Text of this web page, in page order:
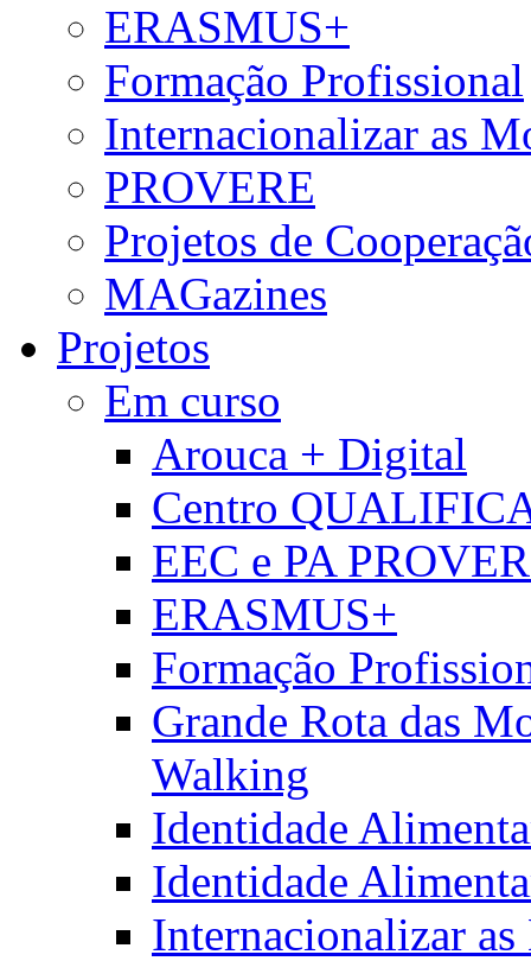
ERASMUS+
Formação Profissional
Internacionalizar as
PROVERE
Projetos de
MAGazines
Projetos
Em curso
Arouca + Digital
Centro
EEC e PA
ERASMUS+
Formação
Grande Rota das
Walking
Identidade
Identidade
Internacionalizar